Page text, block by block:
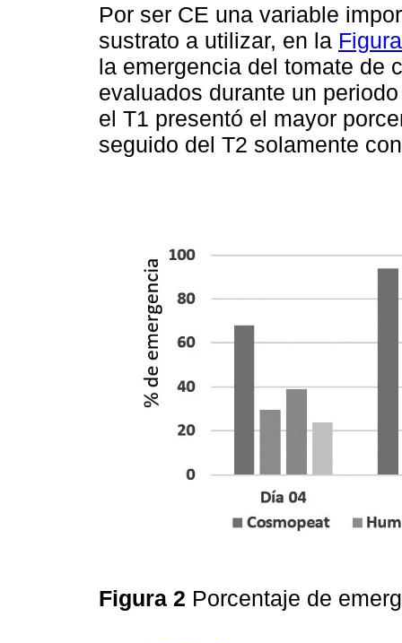
Por ser CE una variable
sustrato a utilizar, en la
la emergencia del tomate de
evaluados durante un
el T1 presentó el mayor
seguido del T2 solamente
Figura 2 Porcentaje de